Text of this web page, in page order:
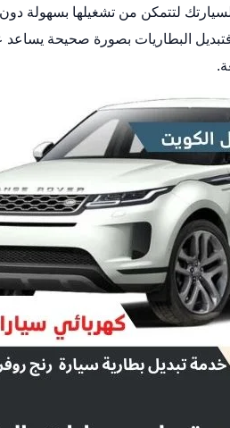
لتتمكن من تشغيلها بسهولة
فتبديل البطاريات بصورة صحيحة